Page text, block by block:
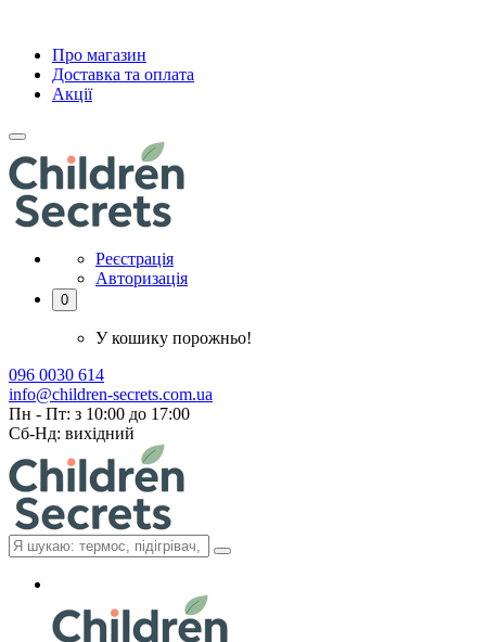
Про магазин
Доставка та оплата
Акції
Реєстрація
Авторизація
0
У кошику порожньо!
096 0030 614
info@children-secrets.com.ua
Пн - Пт: з 10:00 до 17:00
Сб-Нд: вихідний